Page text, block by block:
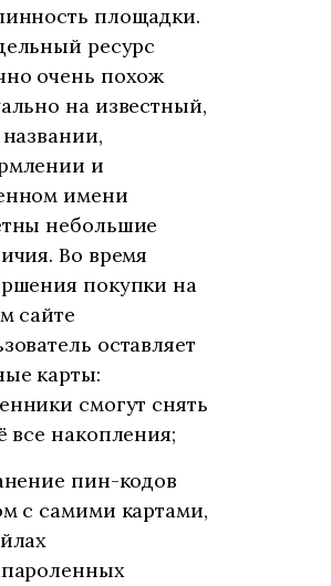
площадки.
ресурс
очень похож
на известный,
и
имени
небольшие
Во время
покупки на
сайте
оставляет
карты:
смогут снять
все накопления;
пин-кодов
с самими картами,